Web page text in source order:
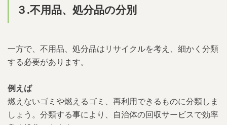
３.不用品、処分品の分別
一方で、不用品、処分品はリサイクルを考え、細かく分類
する必要があります。
例えば
燃えないゴミや燃えるゴミ、再利用できるものに分類しま
しょう。分類する事により、自治体の回収サービスで効率